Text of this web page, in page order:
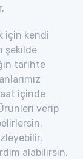
için kendi
şekilde
tarihte
içinde
verip
alabilirsin.